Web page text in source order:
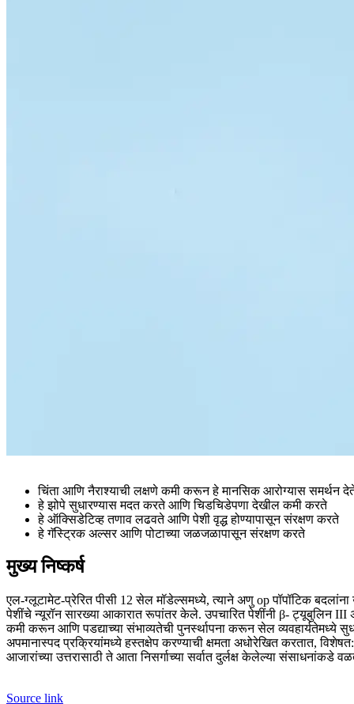
चिंता आणि नैराश्याची लक्षणे कमी करून हे मानसिक आरोग्यास समर्थन
हे झोपे सुधारण्यास मदत करते आणि चिडचिडेपणा देखील कमी करते
हे ऑक्सिडेटिव्ह तणाव लढवते आणि पेशी वृद्ध होण्यापासून संरक्षण करते
हे गॅस्ट्रिक अल्सर आणि पोटाच्या जळजळापासून संरक्षण करते
मुख्य निष्कर्ष
एल-ग्लूटामेट-प्रेरित पीसी 12 सेल मॉडेल्समध्ये, त्याने अणु op पॉपॉटिक बदलांना
पेशींचे न्यूरॉन सारख्या आकारात रूपांतर केले. उपचारित पेशींनी β- ट्यूबुलिन III
कमी करून आणि पडद्याच्या संभाव्यतेची पुनर्स्थापना करून सेल
अपमानास्पद प्रक्रियांमध्ये हस्तक्षेप करण्याची क्षमता अधोरेखित करतात,
आजारांच्या उत्तरासाठी ते आता निसर्गाच्या सर्वात दुर्लक्ष केलेल्या संसाधनांकडे
Source link